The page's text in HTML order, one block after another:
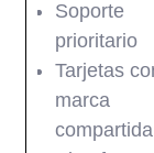
Soporte
prioritario
Tarjetas
marca
compartida